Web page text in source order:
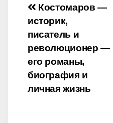
Навигация
по
записям
Костомаров —
историк,
писатель и
революционер —
его романы,
биография и
личная жизнь